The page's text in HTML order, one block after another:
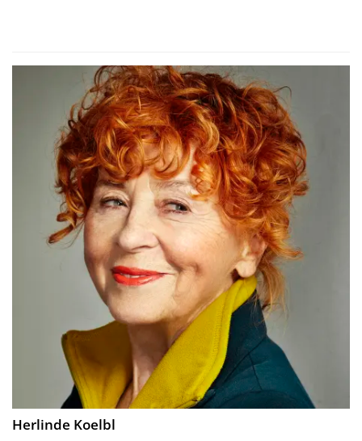
Herlinde Koelbl